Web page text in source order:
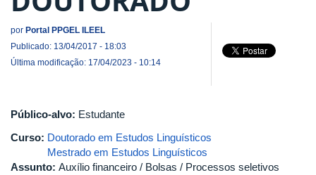
por Portal PPGEL ILEEL
Publicado: 13/04/2017 - 18:03
Última modificação: 17/04/2023 - 10:14
Público-alvo: Estudante
Curso: Doutorado em Estudos Linguísticos
Mestrado em Estudos Linguísticos
Assunto: Auxílio financeiro / Bolsas / Processos seletivos